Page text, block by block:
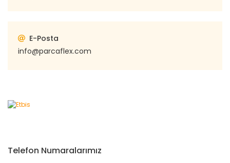
E-Posta
info@parcaflex.com
Telefon Numaralarımız